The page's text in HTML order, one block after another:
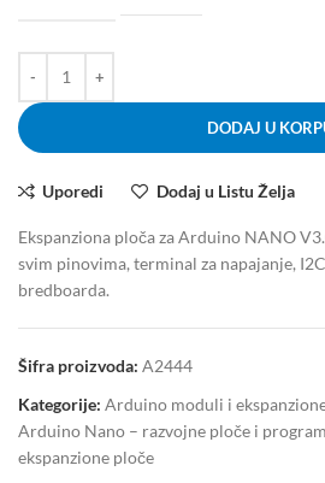
DODAJ U
Uporedi Dodaj u Listu Želja
Ekspanziona ploča za Arduino NANO
svim pinovima, terminal za napajanje,
bredboarda.
Šifra proizvoda: A2444
Kategorije: Arduino moduli i
Arduino Nano – razvojne ploče i
ekspanzione ploče